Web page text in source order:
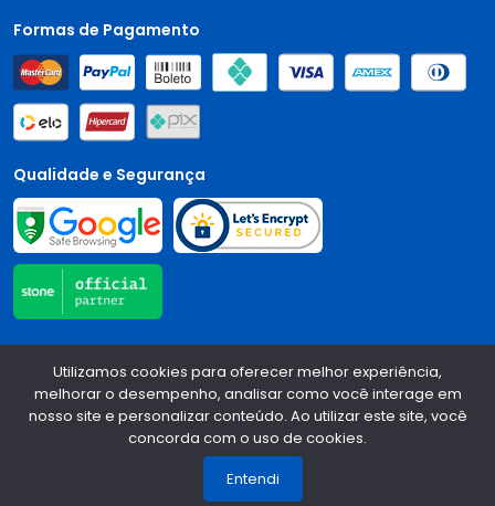
Formas de Pagamento
Qualidade e Segurança
Central Auto Peças - CNPJ: 90.196.999/0001-89
Todos os
direitos reservados.2026
Desenvolvido Por:
Utilizamos cookies para oferecer melhor experiência,
melhorar o desempenho, analisar como você interage em
nosso site e personalizar conteúdo. Ao utilizar este site, você
concorda com o uso de cookies.
Entendi